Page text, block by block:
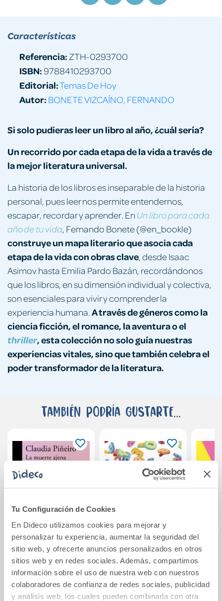
Tu Configuración de Cookies
En Dideco utilizamos cookies para mejorar y
personalizar tu experiencia, aumentar la seguridad del
sitio web, y ofrecerte anuncios personalizados en otros
sitios web y en redes sociales. Además, compartimos
información sobre el uso de nuestra web con nuestros
colaboradores de confianza de redes sociales, publicidad
y análisis web, los cuales pueden combinarla con otra
Si solo pudieras leer un libro al año, ¿cuál sería?
Un recorrido por cada etapa de la vida a través de
la mejor literatura universal.
La historia de los libros es inseparable de la historia
personal, pues leer nos permite entendernos,
escapar, recordar y aprender. En Un libro para cada
año de tu vida, Fernando Bonete (@en_bookle)
construye un mapa literario que asocia cada
etapa de la vida con obras clave, desde Isaac
Asimov hasta Emilia Pardo Bazán, recordándonos
que los libros, en su dimensión individual y colectiva,
son esenciales para vivir y comprender la
experiencia humana.A través de géneros como la
ciencia ficción, el romance, la aventura o el
thriller, esta colección no solo guía nuestras
experiencias vitales, sino que también celebra el
poder transformador de la literatura.
Características
Referencia: ZTH-0293700
ISBN:9788410293700
Editorial:Temas De Hoy
Autor: BONETE VIZCAÍNO, FERNANDO
También podría gustarte...
La muerte ajena
21,90€
Cuaderno 7 de
números y
operaciones.
Primaria
9,00€